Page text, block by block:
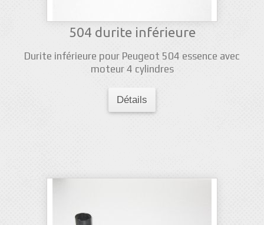
504 durite inférieure
Durite inférieure pour Peugeot 504 essence avec
moteur 4 cylindres
Détails